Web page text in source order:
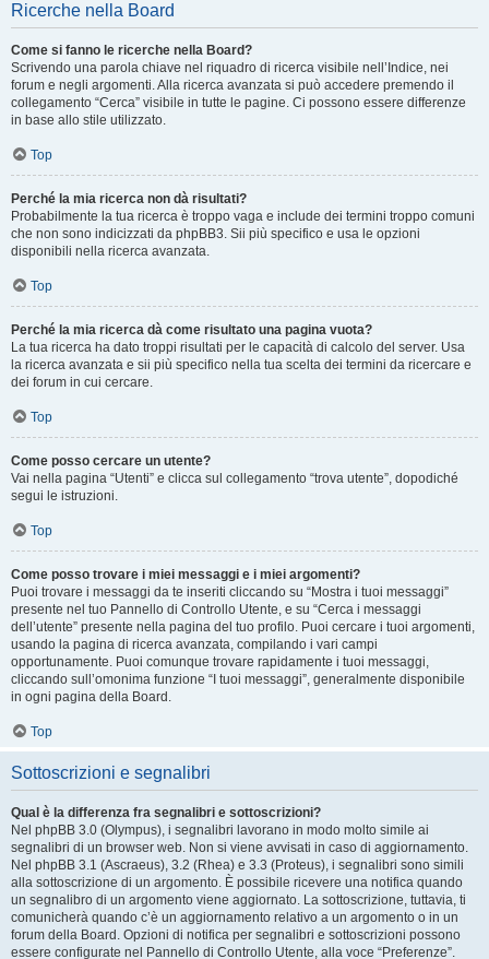
Ricerche nella Board
Come si fanno le ricerche nella Board?
Scrivendo una parola chiave nel riquadro di ricerca visibile nell’Indice, nei
forum e negli argomenti. Alla ricerca avanzata si può accedere premendo il
collegamento “Cerca” visibile in tutte le pagine. Ci possono essere differenze
in base allo stile utilizzato.
Top
Perché la mia ricerca non dà risultati?
Probabilmente la tua ricerca è troppo vaga e include dei termini troppo comuni
che non sono indicizzati da phpBB3. Sii più specifico e usa le opzioni
disponibili nella ricerca avanzata.
Top
Perché la mia ricerca dà come risultato una pagina vuota?
La tua ricerca ha dato troppi risultati per le capacità di calcolo del server. Usa
la ricerca avanzata e sii più specifico nella tua scelta dei termini da ricercare e
dei forum in cui cercare.
Top
Come posso cercare un utente?
Vai nella pagina “Utenti” e clicca sul collegamento “trova utente”, dopodiché
segui le istruzioni.
Top
Come posso trovare i miei messaggi e i miei argomenti?
Puoi trovare i messaggi da te inseriti cliccando su “Mostra i tuoi messaggi”
presente nel tuo Pannello di Controllo Utente, e su “Cerca i messaggi
dell’utente” presente nella pagina del tuo profilo. Puoi cercare i tuoi argomenti,
usando la pagina di ricerca avanzata, compilando i vari campi
opportunamente. Puoi comunque trovare rapidamente i tuoi messaggi,
cliccando sull’omonima funzione “I tuoi messaggi”, generalmente disponibile
in ogni pagina della Board.
Top
Sottoscrizioni e segnalibri
Qual è la differenza fra segnalibri e sottoscrizioni?
Nel phpBB 3.0 (Olympus), i segnalibri lavorano in modo molto simile ai
segnalibri di un browser web. Non si viene avvisati in caso di aggiornamento.
Nel phpBB 3.1 (Ascraeus), 3.2 (Rhea) e 3.3 (Proteus), i segnalibri sono simili
alla sottoscrizione di un argomento. È possibile ricevere una notifica quando
un segnalibro di un argomento viene aggiornato. La sottoscrizione, tuttavia, ti
comunicherà quando c’è un aggiornamento relativo a un argomento o in un
forum della Board. Opzioni di notifica per segnalibri e sottoscrizioni possono
essere configurate nel Pannello di Controllo Utente, alla voce “Preferenze”.